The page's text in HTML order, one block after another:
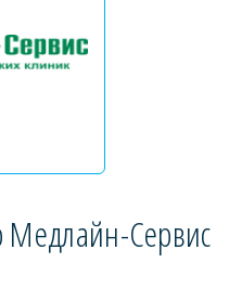
Медлайн-Сервис